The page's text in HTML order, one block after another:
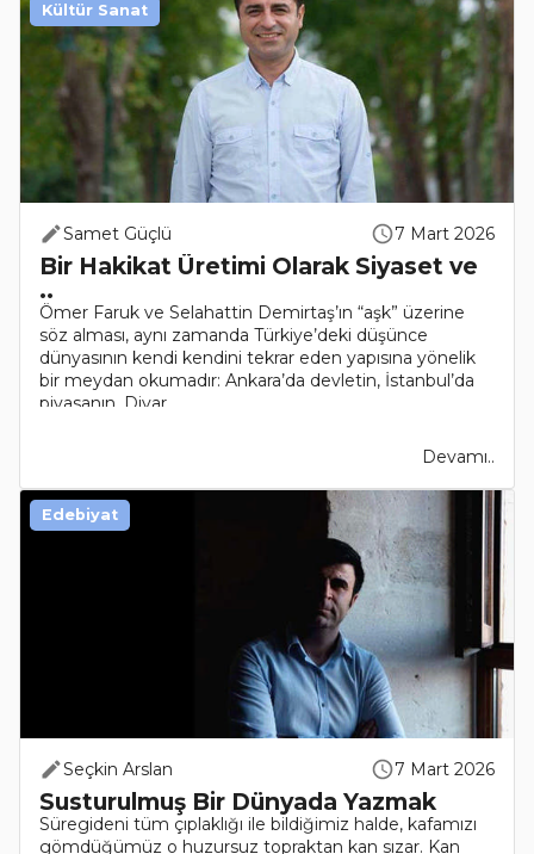
Samet Güçlü 7 Mart 2026
Bir Hakikat Üretimi Olarak Siyaset ve
..
Ömer Faruk ve Selahattin Demirtaş’ın “aşk” üzerine
söz alması, aynı zamanda Türkiye’deki düşünce
dünyasının kendi kendini tekrar eden yapısına yönelik
bir meydan okumadır: Ankara’da devletin, İstanbul’da
piyasanın, Diyar..
Devamı..
Kültür Sanat
Seçkin Arslan 7 Mart 2026
Susturulmuş Bir Dünyada Yazmak
Süregideni tüm çıplaklığı ile bildiğimiz halde, kafamızı
gömdüğümüz o huzursuz topraktan kan sızar. Kan
Edebiyat